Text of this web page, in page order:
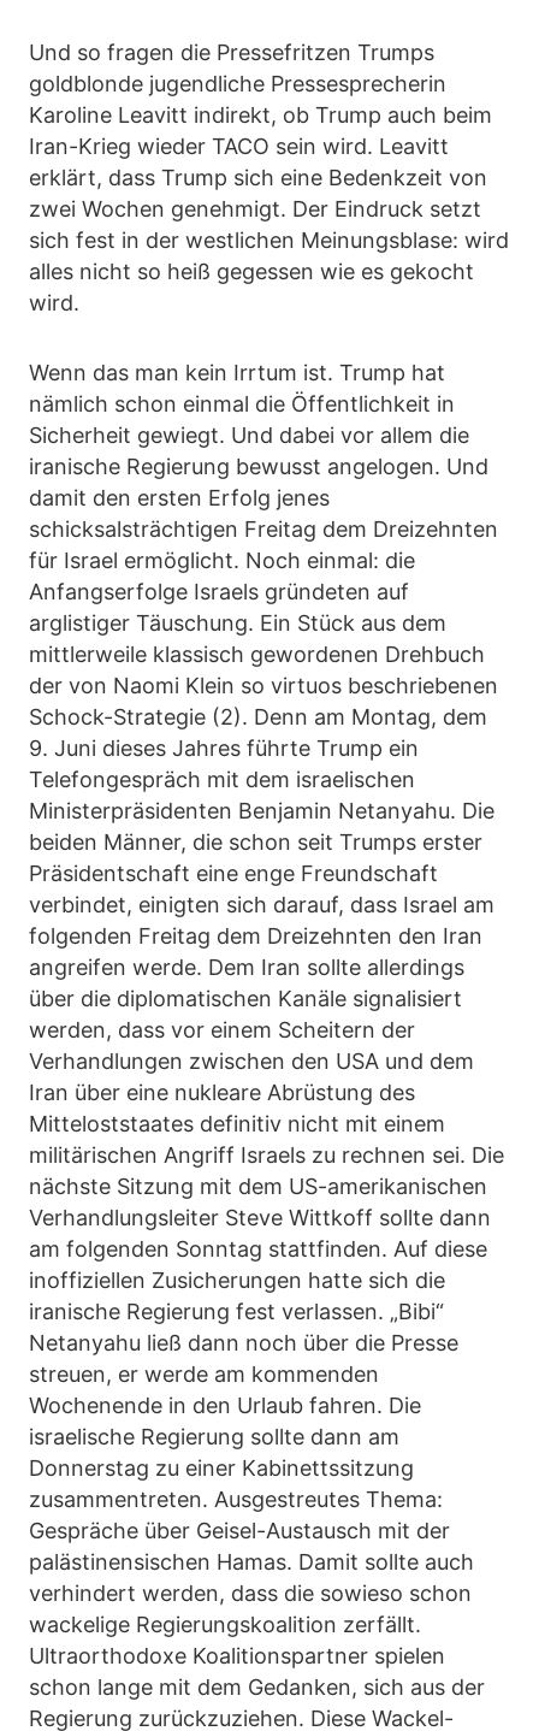
Und so fragen die Pressefritzen Trumps
goldblonde jugendliche Pressesprecherin
Karoline Leavitt indirekt, ob Trump auch beim
Iran-Krieg wieder TACO sein wird. Leavitt
erklärt, dass Trump sich eine Bedenkzeit von
zwei Wochen genehmigt. Der Eindruck setzt
sich fest in der westlichen Meinungsblase: wird
alles nicht so heiß gegessen wie es gekocht
wird.
Wenn das man kein Irrtum ist. Trump hat
nämlich schon einmal die Öffentlichkeit in
Sicherheit gewiegt. Und dabei vor allem die
iranische Regierung bewusst angelogen. Und
damit den ersten Erfolg jenes
schicksalsträchtigen Freitag dem Dreizehnten
für Israel ermöglicht. Noch einmal: die
Anfangserfolge Israels gründeten auf
arglistiger Täuschung. Ein Stück aus dem
mittlerweile klassisch gewordenen Drehbuch
der von Naomi Klein so virtuos beschriebenen
Schock-Strategie (2). Denn am Montag, dem
9. Juni dieses Jahres führte Trump ein
Telefongespräch mit dem israelischen
Ministerpräsidenten Benjamin Netanyahu. Die
beiden Männer, die schon seit Trumps erster
Präsidentschaft eine enge Freundschaft
verbindet, einigten sich darauf, dass Israel am
folgenden Freitag dem Dreizehnten den Iran
angreifen werde. Dem Iran sollte allerdings
über die diplomatischen Kanäle signalisiert
werden, dass vor einem Scheitern der
Verhandlungen zwischen den USA und dem
Iran über eine nukleare Abrüstung des
Mitteloststaates definitiv nicht mit einem
militärischen Angriff Israels zu rechnen sei. Die
nächste Sitzung mit dem US-amerikanischen
Verhandlungsleiter Steve Wittkoff sollte dann
am folgenden Sonntag stattfinden. Auf diese
inoffiziellen Zusicherungen hatte sich die
iranische Regierung fest verlassen. „Bibi“
Netanyahu ließ dann noch über die Presse
streuen, er werde am kommenden
Wochenende in den Urlaub fahren. Die
israelische Regierung sollte dann am
Donnerstag zu einer Kabinettssitzung
zusammentreten. Ausgestreutes Thema:
Gespräche über Geisel-Austausch mit der
palästinensischen Hamas. Damit sollte auch
verhindert werden, dass die sowieso schon
wackelige Regierungskoalition zerfällt.
Ultraorthodoxe Koalitionspartner spielen
schon lange mit dem Gedanken, sich aus der
Regierung zurückzuziehen. Diese Wackel-